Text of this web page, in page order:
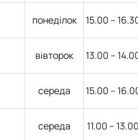
понеділок 15.00 –
вівторок 13.00 –
середа 15.00 –
середа 11.00 –